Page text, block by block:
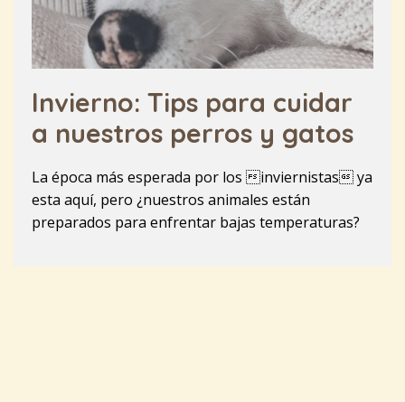
Invierno: Tips para cuidar
a nuestros perros y gatos
La época más esperada por los inviernistas ya
esta aquí, pero ¿nuestros animales están
preparados para enfrentar bajas temperaturas?